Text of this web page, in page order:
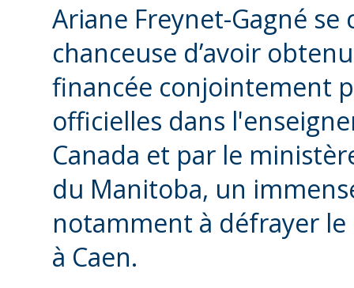
Ariane Freynet-Gagné
chanceuse d’avoir
financée conjointement
officielles dans
Canada et par le
du Manitoba, un
notamment à défrayer
à Caen.